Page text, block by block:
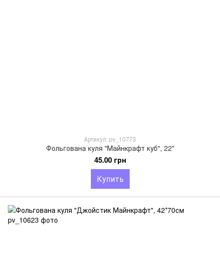
Артикул: pv_10773
Фольгована куля "Майнкрафт куб", 22"
45.00 грн
Купить